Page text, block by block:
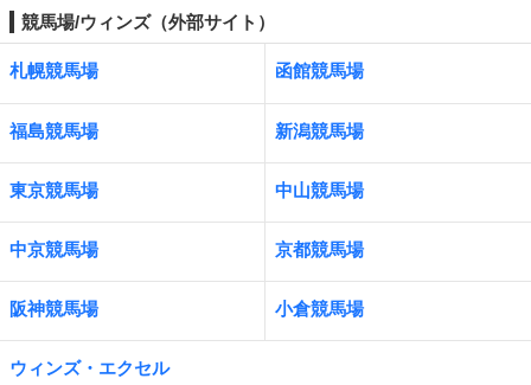
競馬場/ウィンズ（外部サイト）
札幌競馬場 函館競馬場
福島競馬場 新潟競馬場
東京競馬場 中山競馬場
中京競馬場 京都競馬場
阪神競馬場 小倉競馬場
ウィンズ・エクセル